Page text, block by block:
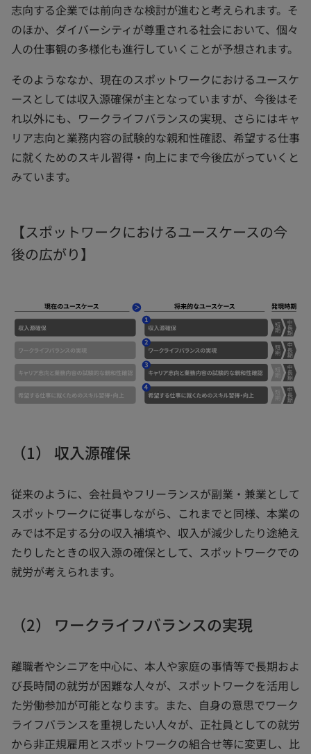
志向する企業では前向きな検討が進むと考えられます。そ
のほか、ダイバーシティが尊重される社会において、個々
人の仕事観の多様化も進行していくことが予想されます。
そのようななか、現在のスポットワークにおけるユースケ
ースとしては収入源確保が主となっていますが、今後はそ
れ以外にも、ワークライフバランスの実現、さらにはキャ
リア志向と業務内容の試験的な親和性確認、希望する仕事
に就くためのスキル習得・向上にまで今後広がっていくと
みています。
【スポットワークにおけるユースケースの今
後の広がり】
（1） 収入源確保
従来のように、会社員やフリーランスが副業・兼業として
スポットワークに従事しながら、これまでと同様、本業の
みでは不足する分の収入補填や、収入が減少したり途絶え
たりしたときの収入源の確保として、スポットワークでの
就労が考えられます。
（2） ワークライフバランスの実現
離職者やシニアを中心に、本人や家庭の事情等で長期およ
び長時間の就労が困難な人々が、スポットワークを活用し
た労働参加が可能となります。また、自身の意思でワーク
ライフバランスを重視したい人々が、正社員としての就労
から非正規雇用とスポットワークの組合せ等に変更し、比